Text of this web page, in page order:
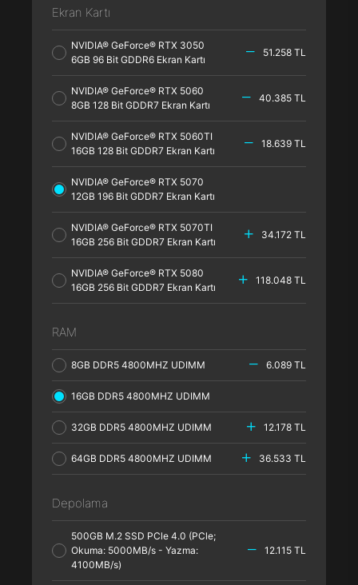
Ekran Kartı
NVIDIA® GeForce® RTX 3050
6GB 96 Bit GDDR6 Ekran Kartı
51.258 TL
NVIDIA® GeForce® RTX 5060
8GB 128 Bit GDDR7 Ekran Kartı
40.385 TL
NVIDIA® GeForce® RTX 5060TI
16GB 128 Bit GDDR7 Ekran Kartı
18.639 TL
NVIDIA® GeForce® RTX 5070
12GB 196 Bit GDDR7 Ekran Kartı
NVIDIA® GeForce® RTX 5070TI
16GB 256 Bit GDDR7 Ekran Kartı
34.172 TL
NVIDIA® GeForce® RTX 5080
16GB 256 Bit GDDR7 Ekran Kartı
118.048 TL
RAM
8GB DDR5 4800MHZ UDIMM 6.089 TL
16GB DDR5 4800MHZ UDIMM
32GB DDR5 4800MHZ UDIMM 12.178 TL
64GB DDR5 4800MHZ UDIMM 36.533 TL
Depolama
500GB M.2 SSD PCle 4.0 (PCle;
Okuma: 5000MB/s - Yazma:
4100MB/s)
12.115 TL